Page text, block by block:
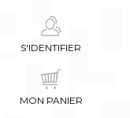
S'IDENTIFIER
MON PANIER